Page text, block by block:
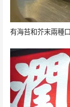
有海苔和芥末兩種